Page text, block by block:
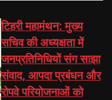
टिहरी महामंथन: मुख्य
सचिव की अध्यक्षता में
जनप्रतिनिधियों संग साझा
संवाद, आपदा प्रबंधन और
रोपवे परियोजनाओं को